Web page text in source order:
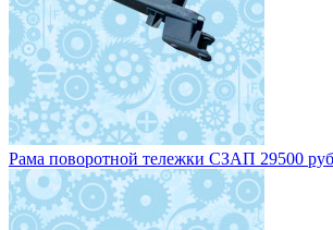
Рама поворотной тележки СЗАП 29500